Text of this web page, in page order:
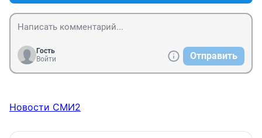
Гость
Войти
Отправить
Новости СМИ2